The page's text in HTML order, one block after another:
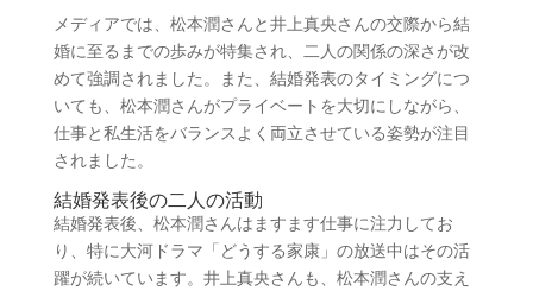
メディアでは、松本潤さんと井上真央さんの交際から結
婚に至るまでの歩みが特集され、二人の関係の深さが改
めて強調されました。また、結婚発表のタイミングにつ
いても、松本潤さんがプライベートを大切にしながら、
仕事と私生活をバランスよく両立させている姿勢が注目
されました。
結婚発表後の二人の活動
結婚発表後、松本潤さんはますます仕事に注力してお
り、特に大河ドラマ「どうする家康」の放送中はその活
躍が続いています。井上真央さんも、松本潤さんの支え